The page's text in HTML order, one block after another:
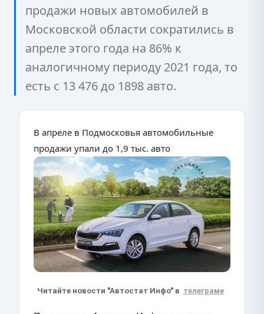
продажи новых автомобилей в
Московской области сократились в
апреле этого года на 86% к
аналогичному периоду 2021 года, то
есть с 13 476 до 1898 авто.
В апреле в Подмосковья автомобильные
продажи упали до 1,9 тыс. авто
Читайте новости "Автостат Инфо" в телеграме